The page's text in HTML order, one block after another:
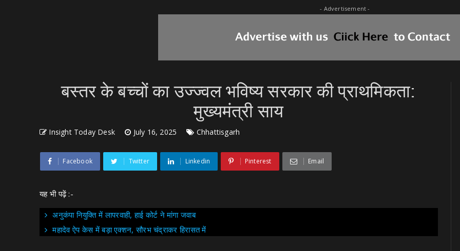
- Advertisement -
बस्तर के बच्चों का उज्ज्वल भविष्य सरकार की प्राथमिकता:
मुख्यमंत्री साय
Insight Today Desk July 16, 2025 Chhattisgarh
Facebook Twitter Linkedin Pinterest Email
यह भी पढ़ें :-
अनुकंपा नियुक्ति में लापरवाही, हाई कोर्ट ने मांगा जवाब
महादेव ऐप केस में बड़ा एक्शन, सौरभ चंद्राकर हिरासत में